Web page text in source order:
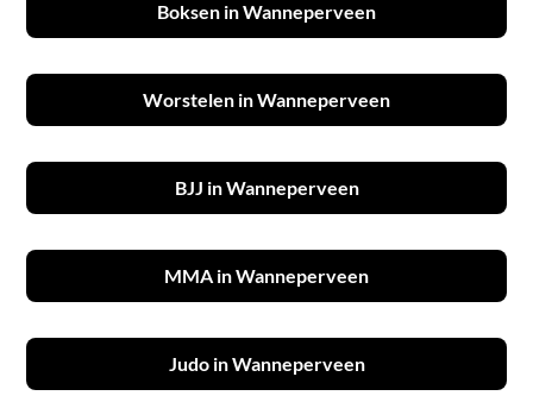
Boksen in Wanneperveen
Worstelen in Wanneperveen
BJJ in Wanneperveen
MMA in Wanneperveen
Judo in Wanneperveen